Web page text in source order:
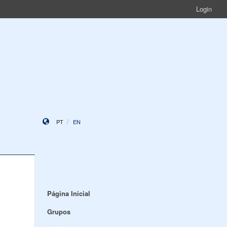
Login
PT EN
Página Inicial
Grupos